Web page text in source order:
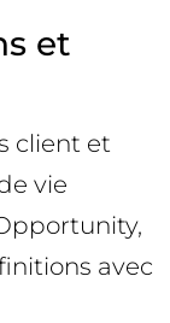
et
client et
vie
avec